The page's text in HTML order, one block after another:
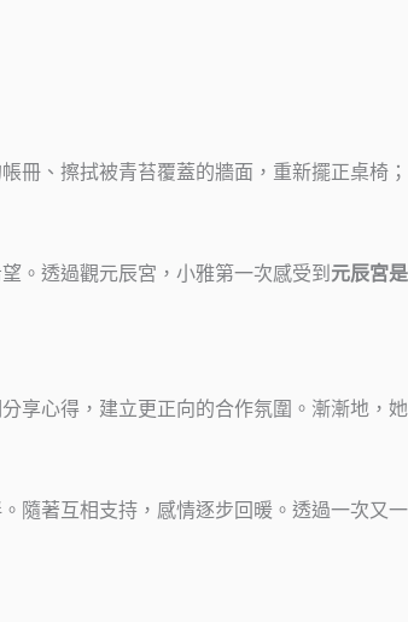
冊、擦拭被青苔覆蓋的牆面，重新擺正桌椅；
。透過觀元辰宮，小雅第一次感受到 元辰宮是
享心得，建立更正向的合作氛圍。漸漸地，她
隨著互相支持，感情逐步回暖。透過一次又一